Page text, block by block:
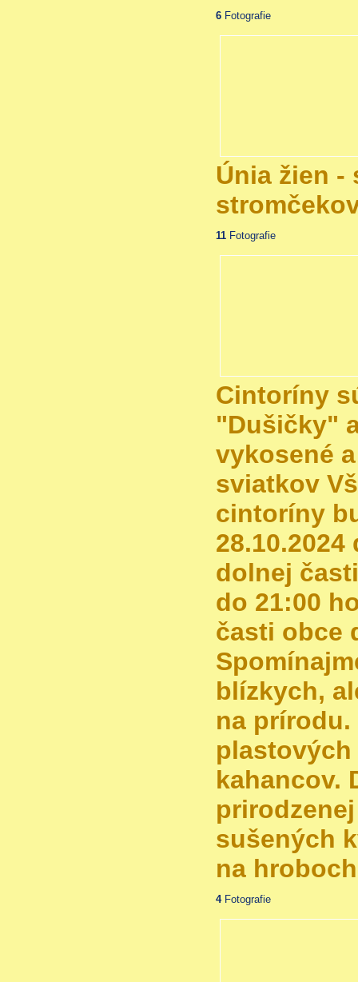
6 Fotografie
Únia žien -
11 Fotografie
Cintoríny
"Dušičky"
vykosené
sviatkov
cintoríny
28.10.2024
dolnej
do 21:00
časti obce
blízkych,
na prírodu.
plastových
kahancov.
sušených
na
4Fotografie